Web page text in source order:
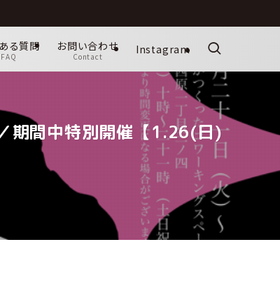
る質問
FAQ
お問い合わせ
Contact
Instagram
間中特別開催【1.26(日)